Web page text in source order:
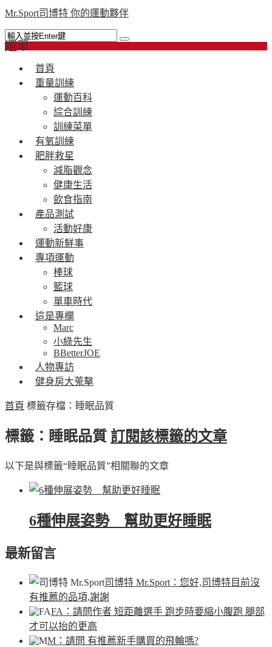
Mr.Sport司博特 你的運動夥伴
選單
首頁
重量訓練
運動百科
綜合訓練
訓練菜單
有氧訓練
肥胖救星
減脂觀念
健康生活
飲食指南
產品測試
活動好康
運動新鮮事
專項運動
棒球
籃球
單車時代
這是專欄
Marc
小綠先生
BBetterJOE
人物專訪
健身房大蒐擊
首頁 標籤存檔：睡眠品質
標籤：睡眠品質 訂閱該標籤的文章
以下是與標籤“睡眠品質”相關聯的文章
6種伸展姿勢 幫助更好睡眠
最新留言
司博特 Mr.Sport ：您好,司博特目前沒
有推薦的品項,謝謝
FA ：請問作者 短距離選手 跑步時要縮小腹跑 腿部
才可以抬的更高
M ：請問 有推薦新手購買的飛輪嗎?